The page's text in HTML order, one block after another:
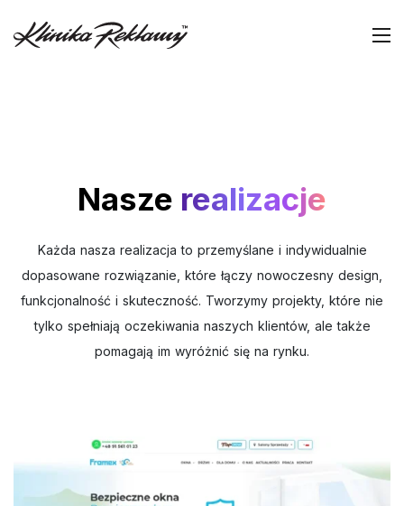
Nasze realizacje
Każda nasza realizacja to przemyślane i indywidualnie
dopasowane rozwiązanie, które łączy nowoczesny design,
funkcjonalność i skuteczność. Tworzymy projekty, które nie
tylko spełniają oczekiwania naszych klientów, ale także
pomagają im wyróżnić się na rynku.